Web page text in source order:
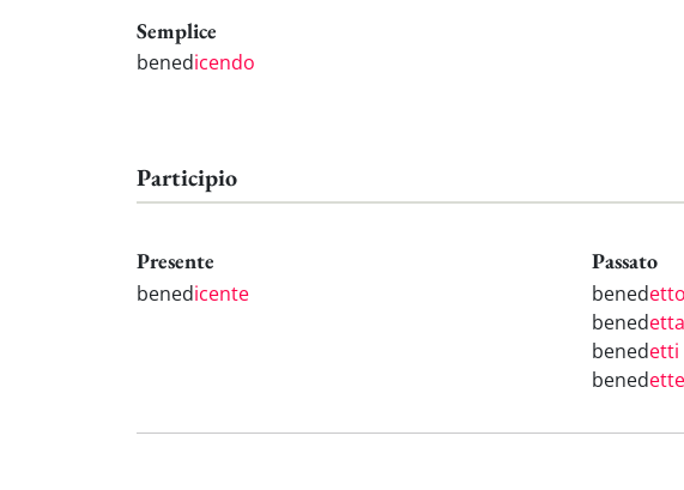
Semplice
benedicendo
Participio
Presente
benedicente
Passato
benedetto
benedetta
benedetti
benedette